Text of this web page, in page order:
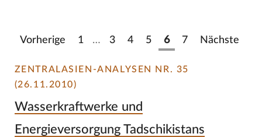
Vorherige 1 … 3 4 5 6 7 Nächste
ZENTRALASIEN-ANALYSEN NR. 35
(26.11.2010)
Wasserkraftwerke und
Energieversorgung Tadschikistans